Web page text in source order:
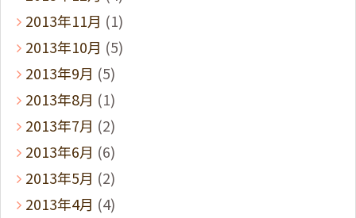
2013年11月 (1)
2013年10月 (5)
2013年9月 (5)
2013年8月 (1)
2013年7月 (2)
2013年6月 (6)
2013年5月 (2)
2013年4月 (4)